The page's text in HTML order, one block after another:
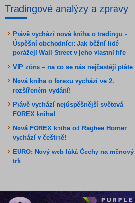
Tradingové analýzy a zprávy
Právě vychází nová kniha o tradingu -
Úspěšní obchodníci: Jak běžní lidé
porážejí Wall Street v jeho vlastní hře
VIP zóna – na co se nás nejčastěji ptáte
Nová kniha o forexu vychází ve 2.
rozšířeném vydání!
Právě vychází nejúspěšnější světová
FOREX kniha!
Nová FOREX kniha od Raghee Horner
vychází v češtině!
EURO: Nový web láká Čechy na měnový
trh